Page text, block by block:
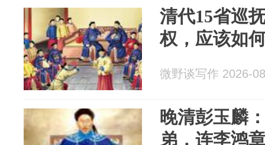
清代15省巡
权，应该如
微野谈写作 2026-
晚清彭玉麟
弟，连李鸿